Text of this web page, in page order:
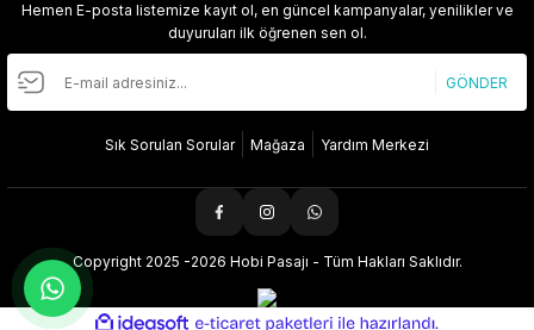
Hemen E-posta listemize kayıt ol, en güncel kampanyalar, yenilikler ve
duyuruları ilk öğrenen sen ol.
GÖNDER
Sık Sorulan Sorular Mağaza Yardım Merkezi
Copyright 2025 -2026 Hobi Pasajı - Tüm Hakları Saklıdır.
ideasoft e-